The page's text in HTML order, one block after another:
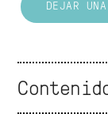
DEJAR